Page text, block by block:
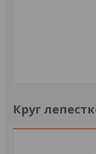
Круг